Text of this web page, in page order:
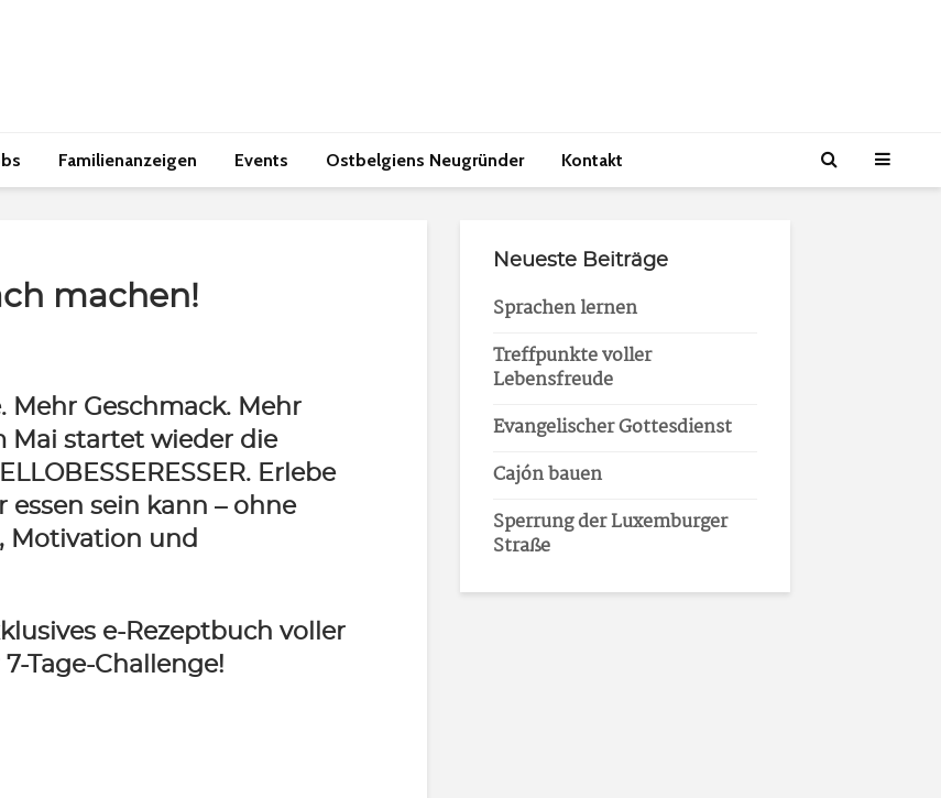
Familienanzeigen Events Ostbelgiens Neugründer Kontakt
machen!
Mehr Geschmack. Mehr
Mai startet wieder die
Erlebe
essen sein kann – ohne
Motivation und
e-Rezeptbuch voller
Tage-Challenge!
Neueste Beiträge
Sprachen lernen
Treffpunkte voller
Lebensfreude
Evangelischer Gottesdienst
Cajón bauen
Sperrung der Luxemburger
Straße